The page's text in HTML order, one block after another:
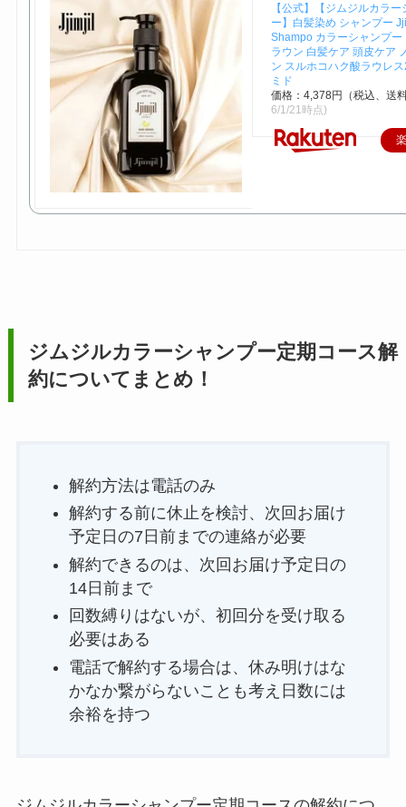
【公式】【ジムジルカラー
ー】白髪染め シャンプー
Shampo カラーシャンプー
ラウン 白髪ケア 頭皮ケア
ン スルホコハク酸ラウレ
ミド
価格：4,378円（税込、送
6/1/21時点)
ジムジルカラーシャンプー定期コース解
約についてまとめ！
解約方法は電話のみ
解約する前に休止を検討、次回お届け
予定日の7日前までの連絡が必要
解約できるのは、次回お届け予定日の
14日前まで
回数縛りはないが、初回分を受け取る
必要はある
電話で解約する場合は、休み明けはな
かなか繋がらないことも考え日数には
余裕を持つ